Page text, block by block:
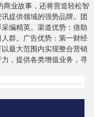
商业故事，还将营造轻松智
提供领域的强势品牌。团
编精英。渠道优势：借助
群。广告优势：第一财经
最大范围内实现整合营销
，提供各类增值业务，寻